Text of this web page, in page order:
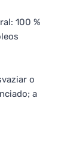
100 %
o
a